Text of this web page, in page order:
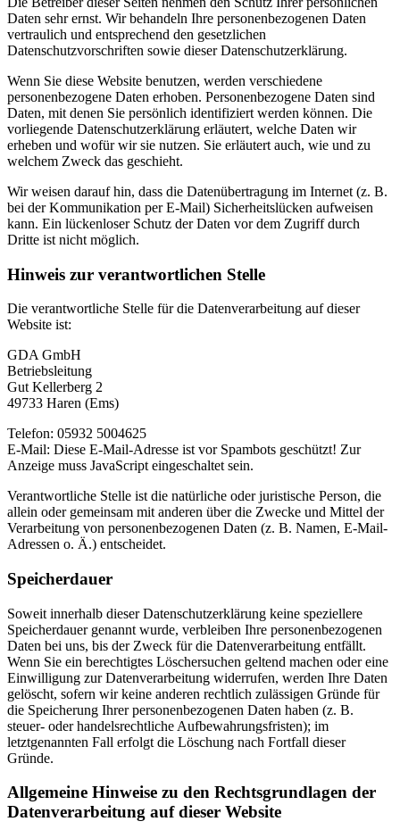
Daten sehr ernst. Wir behandeln Ihre personenbezogenen Daten
vertraulich und entsprechend den gesetzlichen
Datenschutzvorschriften sowie dieser Datenschutzerklärung.
Wenn Sie diese Website benutzen, werden verschiedene
personenbezogene Daten erhoben. Personenbezogene Daten sind
Daten, mit denen Sie persönlich identifiziert werden können. Die
vorliegende Datenschutzerklärung erläutert, welche Daten wir
erheben und wofür wir sie nutzen. Sie erläutert auch, wie und zu
welchem Zweck das geschieht.
Wir weisen darauf hin, dass die Datenübertragung im Internet (z. B.
bei der Kommunikation per E-Mail) Sicherheitslücken aufweisen
kann. Ein lückenloser Schutz der Daten vor dem Zugriff durch
Dritte ist nicht möglich.
Hinweis zur verantwortlichen Stelle
Die verantwortliche Stelle für die Datenverarbeitung auf dieser
Website ist:
GDA GmbH
Betriebsleitung
Gut Kellerberg 2
49733 Haren (Ems)
Telefon: 05932 5004625
E-Mail: Diese E-Mail-Adresse ist vor Spambots geschützt! Zur
Anzeige muss JavaScript eingeschaltet sein.
Verantwortliche Stelle ist die natürliche oder juristische Person, die
allein oder gemeinsam mit anderen über die Zwecke und Mittel der
Verarbeitung von personenbezogenen Daten (z. B. Namen, E-Mail-
Adressen o. Ä.) entscheidet.
Speicherdauer
Soweit innerhalb dieser Datenschutzerklärung keine speziellere
Speicherdauer genannt wurde, verbleiben Ihre personenbezogenen
Daten bei uns, bis der Zweck für die Datenverarbeitung entfällt.
Wenn Sie ein berechtigtes Löschersuchen geltend machen oder eine
Einwilligung zur Datenverarbeitung widerrufen, werden Ihre Daten
gelöscht, sofern wir keine anderen rechtlich zulässigen Gründe für
die Speicherung Ihrer personenbezogenen Daten haben (z. B.
steuer- oder handelsrechtliche Aufbewahrungsfristen); im
letztgenannten Fall erfolgt die Löschung nach Fortfall dieser
Gründe.
Allgemeine Hinweise zu den Rechtsgrundlagen der
Datenverarbeitung auf dieser Website